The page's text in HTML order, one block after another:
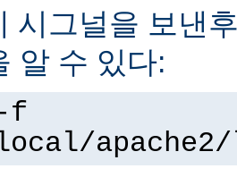
시그널을 보낸
알 수 있다:
f